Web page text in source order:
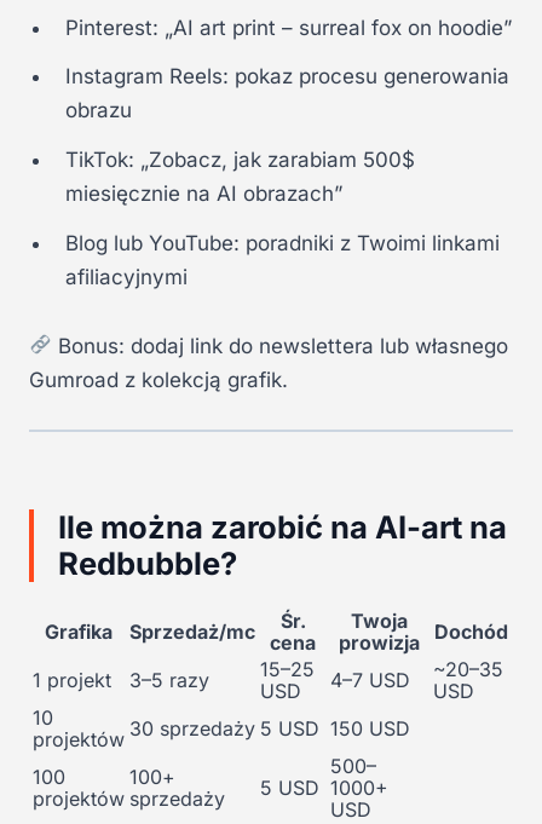
Pinterest: „AI art print – surreal fox on hoodie”
Instagram Reels: pokaz procesu generowania
obrazu
TikTok: „Zobacz, jak zarabiam 500$
miesięcznie na AI obrazach”
Blog lub YouTube: poradniki z Twoimi linkami
afiliacyjnymi
Bonus: dodaj link do newslettera lub własnego
Gumroad z kolekcją grafik.
Ile można zarobić na AI-art na
Redbubble?
Grafika Sprzedaż/mc
Śr.
cena
Twoja
prowizja
Dochód
1 projekt
3–5 razy
15–25
USD
4–7 USD
~20–35
USD
10
projektów 30 sprzedaży 5 USD 150 USD
100
projektów
100+
sprzedaży
5 USD
500–
1000+
USD